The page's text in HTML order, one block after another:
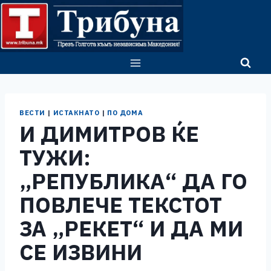
Skip
content
ВЕСТИ | ИСТАКНАТО | ПО ДОМА
И ДИМИТРОВ ЌЕ
ТУЖИ:
„РЕПУБЛИКА“ ДА ГО
ПОВЛЕЧЕ ТЕКСТОТ
ЗА „РЕКЕТ“ И ДА МИ
СЕ ИЗВИНИ